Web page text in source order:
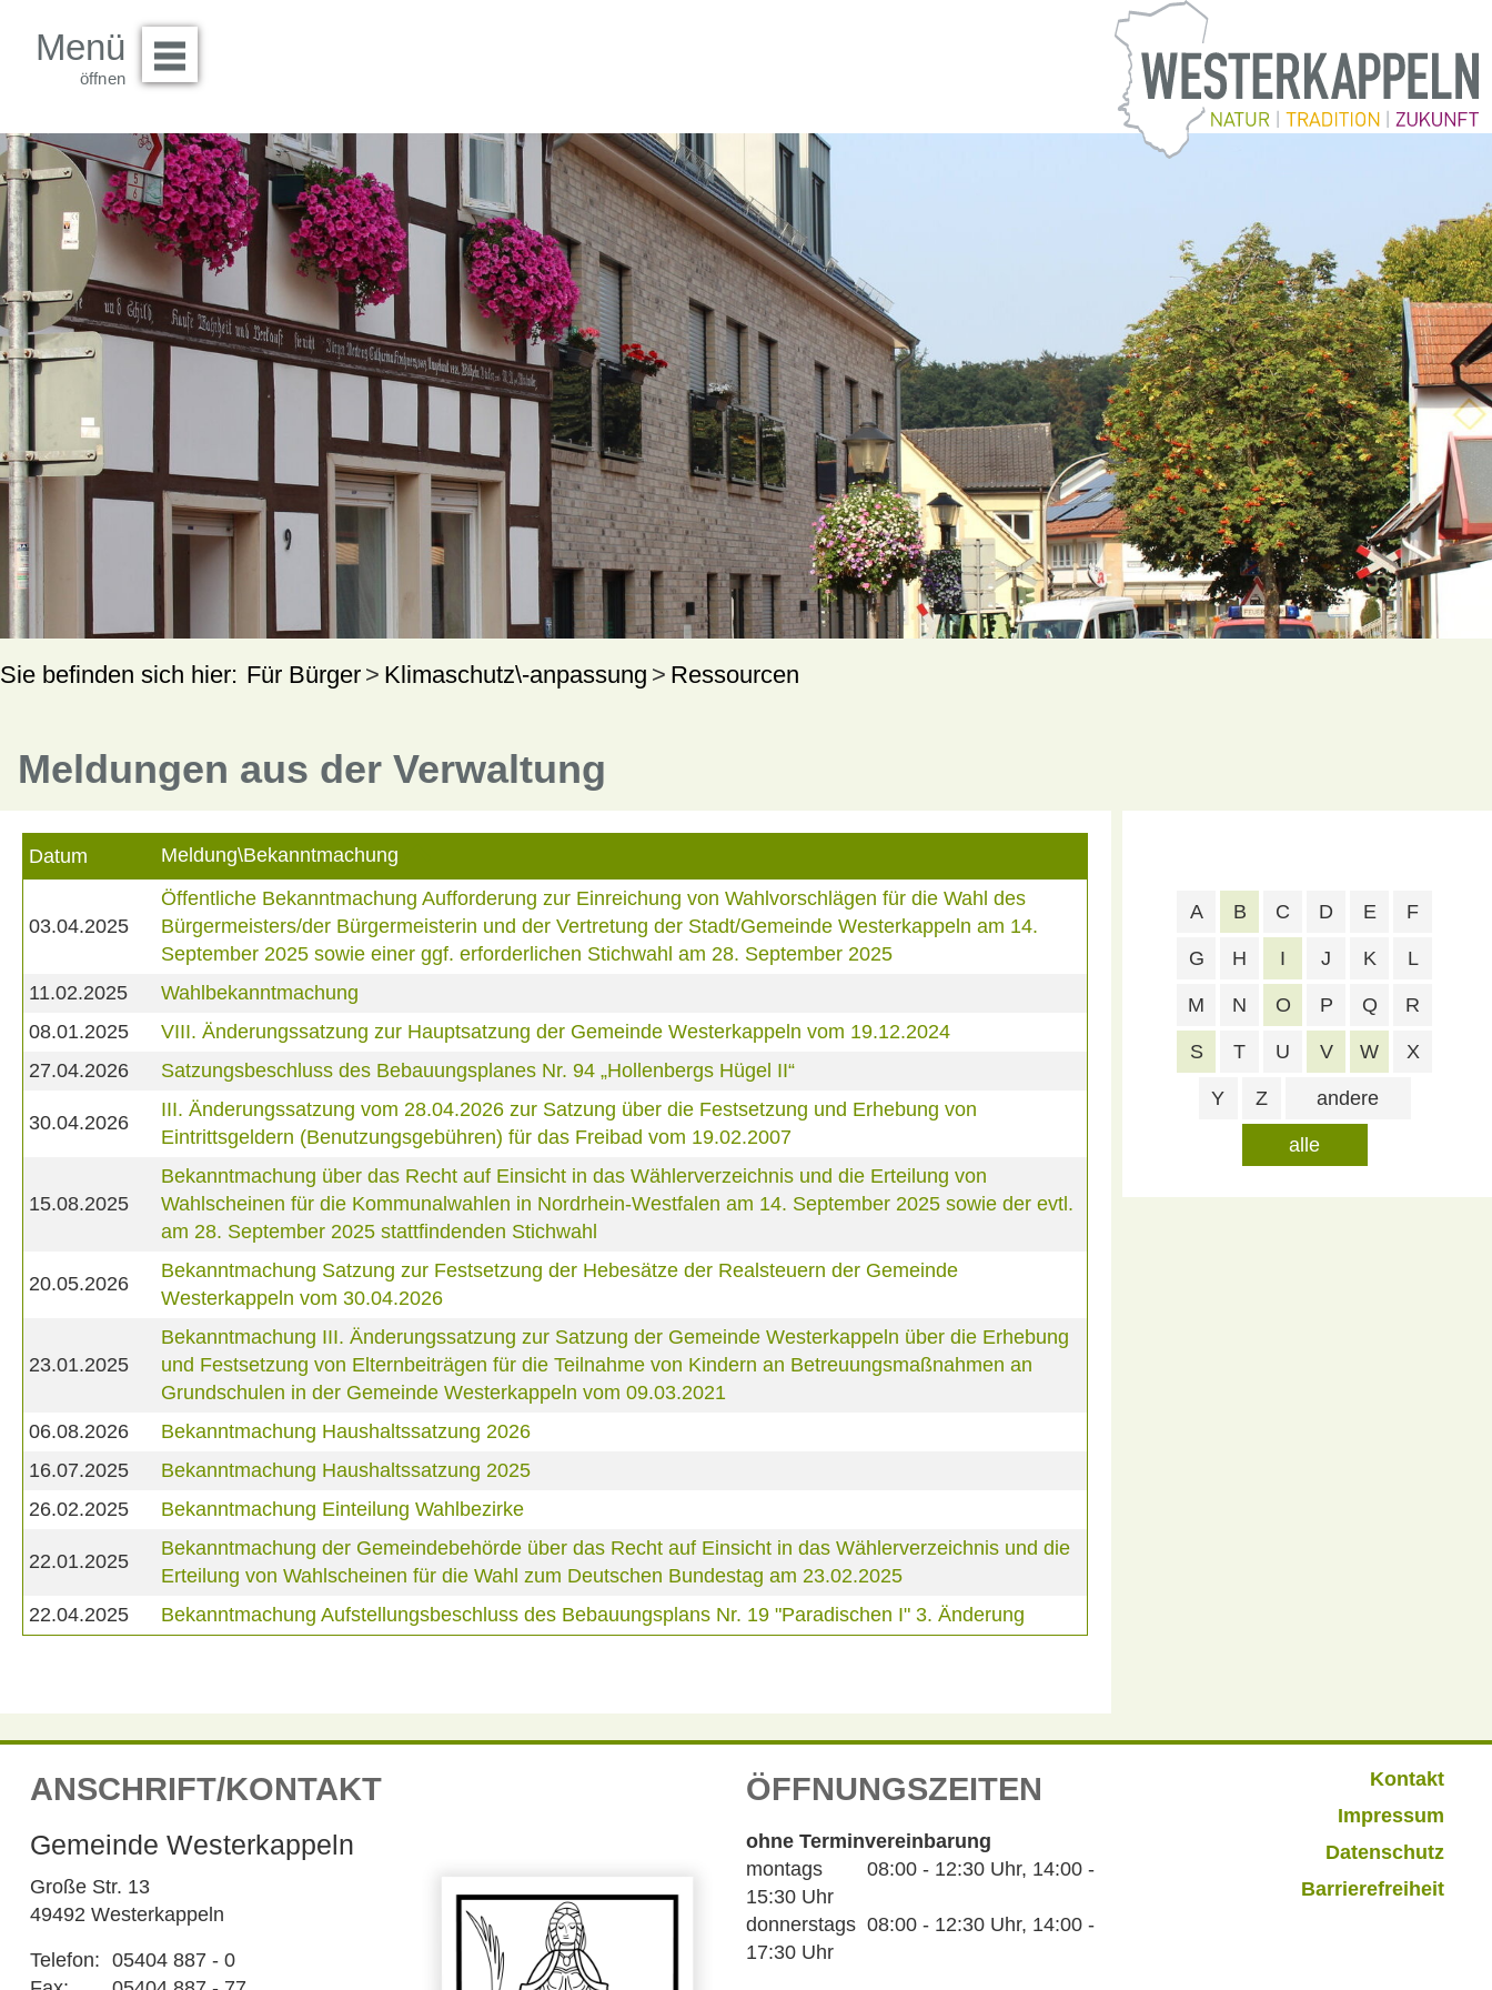
Menü
Für Bürger Klimaschutz\-anpassung Ressourcen
Meldungen aus der Verwaltung
Datum Meldung\Bekanntmachung
03.04.2025
Öffentliche Bekanntmachung Aufforderung zur Einreichung von Wahlvorschlägen für die Wahl des
Bürgermeisters/der Bürgermeisterin und der Vertretung der Stadt/Gemeinde Westerkappeln am 14.
September 2025 sowie einer ggf. erforderlichen Stichwahl am 28. September 2025
11.02.2025
Wahlbekanntmachung
08.01.2025
VIII. Änderungssatzung zur Hauptsatzung der Gemeinde Westerkappeln vom 19.12.2024
27.04.2026
Satzungsbeschluss des Bebauungsplanes Nr. 94 „Hollenbergs Hügel II“
30.04.2026
III. Änderungssatzung vom 28.04.2026 zur Satzung über die Festsetzung und Erhebung von
Eintrittsgeldern (Benutzungsgebühren) für das Freibad vom 19.02.2007
15.08.2025
Bekanntmachung über das Recht auf Einsicht in das Wählerverzeichnis und die Erteilung von
Wahlscheinen für die Kommunalwahlen in Nordrhein-Westfalen am 14. September 2025 sowie der evtl.
am 28. September 2025 stattfindenden Stichwahl
20.05.2026
Bekanntmachung Satzung zur Festsetzung der Hebesätze der Realsteuern der Gemeinde
Westerkappeln vom 30.04.2026
23.01.2025
Bekanntmachung III. Änderungssatzung zur Satzung der Gemeinde Westerkappeln über die Erhebung
und Festsetzung von Elternbeiträgen für die Teilnahme von Kindern an Betreuungsmaßnahmen an
Grundschulen in der Gemeinde Westerkappeln vom 09.03.2021
06.08.2026
Bekanntmachung Haushaltssatzung 2026
16.07.2025
Bekanntmachung Haushaltssatzung 2025
26.02.2025
Bekanntmachung Einteilung Wahlbezirke
22.01.2025
Bekanntmachung der Gemeindebehörde über das Recht auf Einsicht in das Wählerverzeichnis und die
Erteilung von Wahlscheinen für die Wahl zum Deutschen Bundestag am 23.02.2025
22.04.2025
Bekanntmachung Aufstellungsbeschluss des Bebauungsplans Nr. 19 "Paradischen I" 3. Änderung
alle
A B C D E F
G H I J K L
M N O P Q R
S T U V W X
Y Z andere
ANSCHRIFT/KONTAKT
Gemeinde Westerkappeln
Große Str. 13
49492 Westerkappeln
Telefon: 05404 887 - 0
ÖFFNUNGSZEITEN
ohne Terminvereinbarung
montags 08:00 - 12:30 Uhr, 14:00 -
15:30 Uhr
donnerstags 08:00 - 12:30 Uhr, 14:00 -
17:30 Uhr
Kontakt
Impressum
Datenschutz
Barrierefreiheit